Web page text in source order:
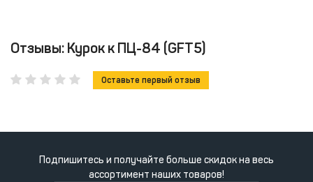
Отзывы: Курок к ПЦ-84 (GFT5)
Оставьте первый отзыв
Подпишитесь и получайте больше скидок на весь
ассортимент наших товаров!